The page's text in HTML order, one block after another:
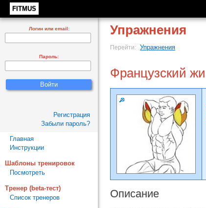
FITMUS
Упражнения
Перейти: Упражнения
Французский
Описание
Логин или email:
Пароль:
Регистрация
Забыли пароль?
Главная
Инструкции
Шаблоны тренировок
Посмотреть
Тренер (beta-тест)
Список тренеров